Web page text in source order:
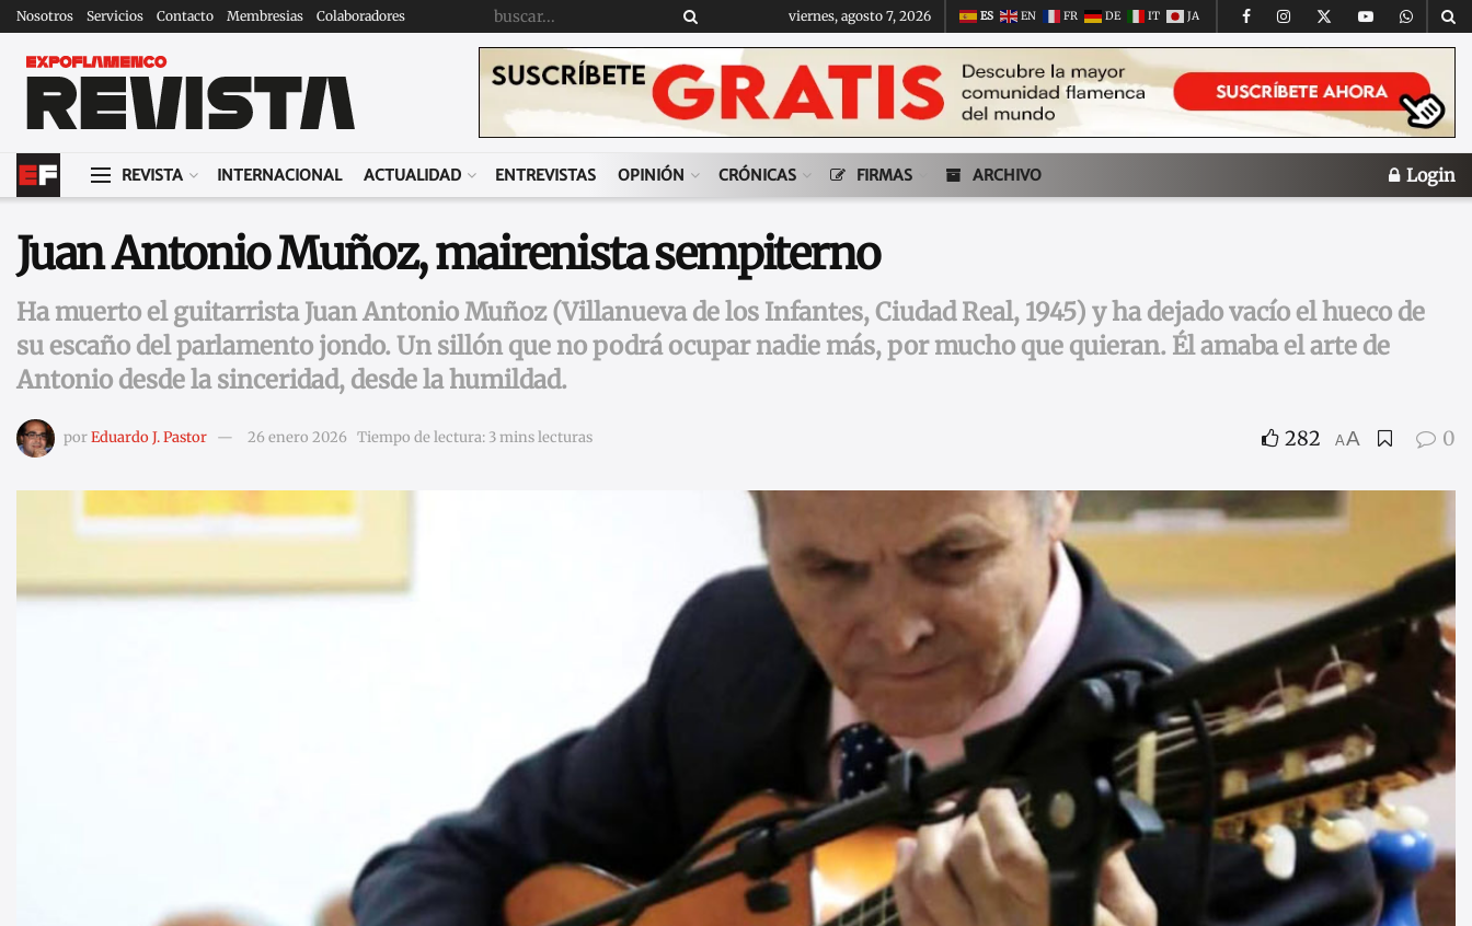
Nosotros Servicios Contacto Membresias Colaboradores viernes, agosto 7, 2026 ES EN FR DE IT JA
REVISTA INTERNACIONAL ACTUALIDAD ENTREVISTAS OPINIÓN CRÓNICAS FIRMAS ARCHIVO Login
Juan Antonio Muñoz, mairenista sempiterno
Ha muerto el guitarrista Juan Antonio Muñoz (Villanueva de los Infantes, Ciudad Real, 1945) y ha dejado vacío el hueco de
su escaño del parlamento jondo. Un sillón que no podrá ocupar nadie más, por mucho que quieran. Él amaba el arte de
Antonio desde la sinceridad, desde la humildad.
porEduardo J. Pastor 26 enero 2026 Tiempo de lectura: 3 mins lecturas 282 AA 0